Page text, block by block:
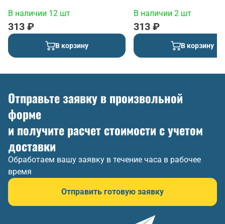
В наличии 12 шт
313 ₽
В корзину
В наличии 2 шт
313 ₽
В корзину
Отправьте заявку в произвольной
форме
и получите расчет стоимости с учетом
доставки
Обработаем вашу заявку в течение часа в рабочее
время
Отправить готовую заявку